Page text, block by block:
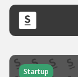
Startup